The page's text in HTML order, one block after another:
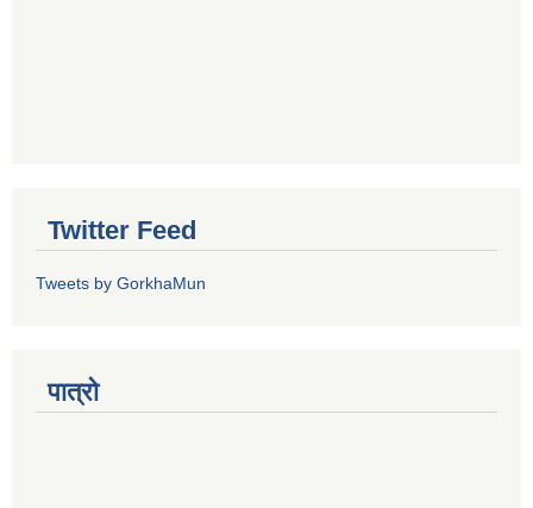
Twitter Feed
Tweets by GorkhaMun
पात्रो